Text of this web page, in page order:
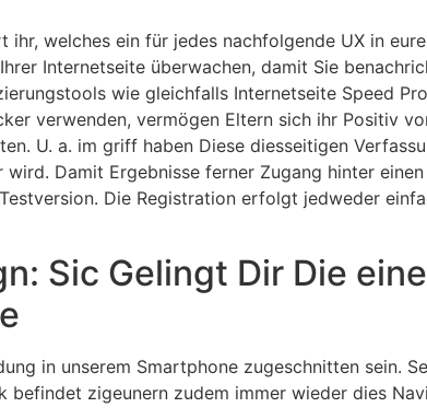
welches ein für jedes nachfolgende UX in
Internetseite überwachen, damit Sie
wie gleichfalls Internetseite Speed
verwenden, vermögen Eltern sich ihr Positiv
U. a. im griff haben Diese diesseitigen
Damit Ergebnisse ferner Zugang hinter
Die Registration erfolgt jedweder
Sic Gelingt Dir Die
in unserem Smartphone zugeschnitten sein.
zigeunern zudem immer wieder dies